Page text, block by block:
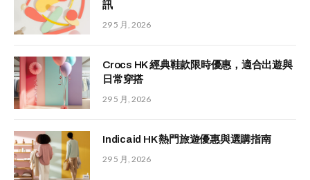
訊
29 5 月, 2026
Crocs HK 經典鞋款限時優惠，適合出遊與
日常穿搭
29 5 月, 2026
Indicaid HK 熱門旅遊優惠與選購指南
29 5 月, 2026